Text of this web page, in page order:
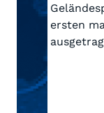
ersten